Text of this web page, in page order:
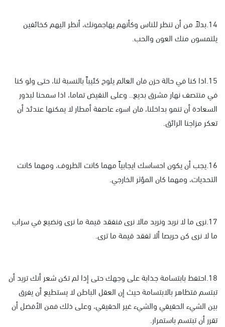
14.بدلاً من أن تنظر للناس وكأنهم يهاجمونك، أنظر اليهم كخائفين
يلتمسون منك العون والحب.
15.اذا كنا في حالة حزن فان العالم يلوح كئيباً بالنسبة لنا، حتى ولو كنا
في منتصف نهار مشرق بديع.. وعلى النقيض تماما، اذا سمحنا لبذور
السعادة أن تنمو بداخلنا، فان اسوء عاصفة أمطار لا يمكنها عندئذ أن
تعكر مزاجنا الرائق.
16.يجب أن يكون احساسك ايجابياً مهما كانت الظروف، ومهما كانت
التحديات، ومهما كان المؤثر الخارجي.
17.نرى ما لا نريد ونريد مالا نرى فنفقد قيمة ما نرى ونضيع في سراب
ما لا نرى كن حريصا ألا تفقد قيمة ما ترى.
18.احتفظ بابتسامة جذابة على وجهك حتى إذا لم تكن شعر أنك تريد أن
تبتسم فتظاهر بالابتسامة حيث إن العقل الباطن لا يستطيع أن يفرق
بين الشيء الحقيقي والشيء غير الحقيقي، وعلى ذلك فمن الأفضل أن
تقرر أن تبتسم باستمرار.